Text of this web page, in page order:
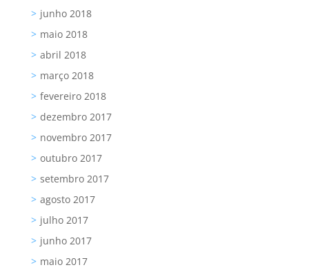
junho 2018
maio 2018
abril 2018
março 2018
fevereiro 2018
dezembro 2017
novembro 2017
outubro 2017
setembro 2017
agosto 2017
julho 2017
junho 2017
maio 2017